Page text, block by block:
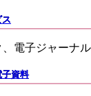
電子ジャーナル
子資料